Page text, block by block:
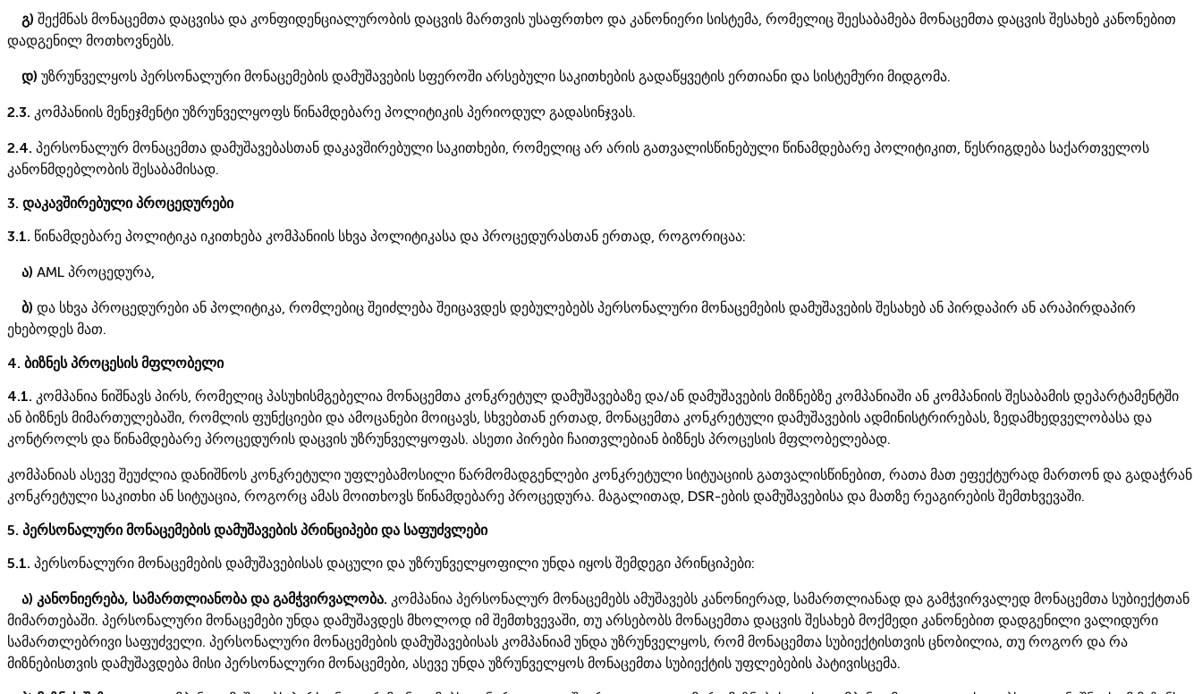
გ) შექმნას მონაცემთა დაცვისა და კონფიდენციალურობის დაცვის მართვის უსაფრთხო და კანონიერი სისტემა, რომელიც შეესაბამება მონაცემთა დაცვის შესახებ კანონებით
დადგენილ მოთხოვნებს.
დ) უზრუნველყოს პერსონალური მონაცემების დამუშავების სფეროში არსებული საკითხების გადაწყვეტის ერთიანი და სისტემური მიდგომა.
2.3. კომპანიის მენეჯმენტი უზრუნველყოფს წინამდებარე პოლიტიკის პერიოდულ გადასინჯვას.
2.4. პერსონალურ მონაცემთა დამუშავებასთან დაკავშირებული საკითხები, რომელიც არ არის გათვალისწინებული წინამდებარე პოლიტიკით, წესრიგდება საქართველოს
კანონმდებლობის შესაბამისად.
3. დაკავშირებული პროცედურები
3.1. წინამდებარე პოლიტიკა იკითხება კომპანიის სხვა პოლიტიკასა და პროცედურასთან ერთად, როგორიცაა:
ა) AML პროცედურა,
ბ) და სხვა პროცედურები ან პოლიტიკა, რომლებიც შეიძლება შეიცავდეს დებულებებს პერსონალური მონაცემების დამუშავების შესახებ ან პირდაპირ ან არაპირდაპირ
ეხებოდეს მათ.
4. ბიზნეს პროცესის მფლობელი
4.1. კომპანია ნიშნავს პირს, რომელიც პასუხისმგებელია მონაცემთა კონკრეტულ დამუშავებაზე და/ან დამუშავების მიზნებზე კომპანიაში ან კომპანიის შესაბამის დეპარტამენტში
ან ბიზნეს მიმართულებაში, რომლის ფუნქციები და ამოცანები მოიცავს, სხვებთან ერთად, მონაცემთა კონკრეტული დამუშავების ადმინისტრირებას, ზედამხედველობასა და
კონტროლს და წინამდებარე პროცედურის დაცვის უზრუნველყოფას. ასეთი პირები ჩაითვლებიან ბიზნეს პროცესის მფლობელებად.
კომპანიას ასევე შეუძლია დანიშნოს კონკრეტული უფლებამოსილი წარმომადგენლები კონკრეტული სიტუაციის გათვალისწინებით, რათა მათ ეფექტურად მართონ და გადაჭრან
კონკრეტული საკითხი ან სიტუაცია, როგორც ამას მოითხოვს წინამდებარე პროცედურა. მაგალითად, DSR-ების დამუშავებისა და მათზე რეაგირების შემთხვევაში.
5. პერსონალური მონაცემების დამუშავების პრინციპები და საფუძვლები
5.1. პერსონალური მონაცემების დამუშავებისას დაცული და უზრუნველყოფილი უნდა იყოს შემდეგი პრინციპები:
ა) კანონიერება, სამართლიანობა და გამჭვირვალობა. კომპანია პერსონალურ მონაცემებს ამუშავებს კანონიერად, სამართლიანად და გამჭვირვალედ მონაცემთა სუბიექტთან
მიმართებაში. პერსონალური მონაცემები უნდა დამუშავდეს მხოლოდ იმ შემთხვევაში, თუ არსებობს მონაცემთა დაცვის შესახებ მოქმედი კანონებით დადგენილი ვალიდური
სამართლებრივი საფუძველი. პერსონალური მონაცემების დამუშავებისას კომპანიამ უნდა უზრუნველყოს, რომ მონაცემთა სუბიექტისთვის ცნობილია, თუ როგორ და რა
მიზნებისთვის დამუშავდება მისი პერსონალური მონაცემები, ასევე უნდა უზრუნველყოს მონაცემთა სუბიექტის უფლებების პატივისცემა.